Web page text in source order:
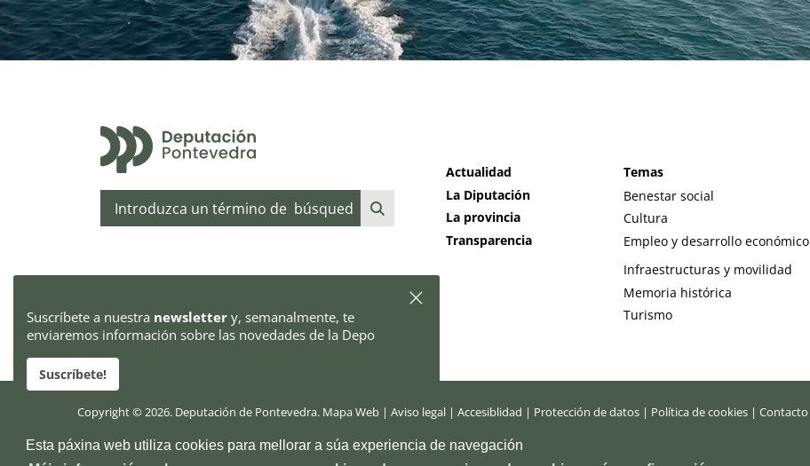
Esta páxina web utiliza cookies para mellorar a súa experiencia de navegación
Buscar
Actualidad
La Diputación
La provincia
Transparencia
Temas
Benestar social
Cultura
Empleo y desarrollo económico
Infraestructuras y movilidad
Memoria histórica
Turismo
Copyright © 2026. Deputación de Pontevedra. Mapa Web | Aviso legal | Accesiblidad | Protección de datos | Política de cookies | Contacto
+34 986 804 100
P3600000H DIR3 LA0006111
Suscríbete a nuestra newsletter y, semanalmente, te
enviaremos información sobre las novedades de la Depo
Suscríbete!